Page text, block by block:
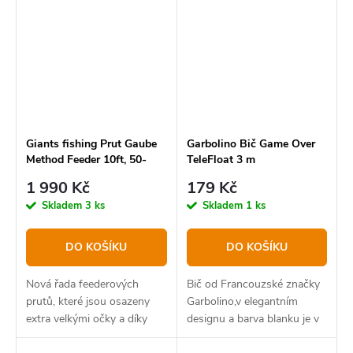
Giants fishing Prut Gaube
Method Feeder 10ft, 50-
1 990 Kč
Skladem 3 ks
DO KOŠÍKU
Nová řada feederových
prutů, které jsou osazeny
extra velkými očky a díky
své vrhací zátěži 50-150 g,
Garbolino Bič Game Over
TeleFloat 3 m
179 Kč
Skladem 1 ks
DO KOŠÍKU
Bič od Francouzské značky
Garbolino,v elegantním
designu a barva blanku je v
modré lesklé barvě.